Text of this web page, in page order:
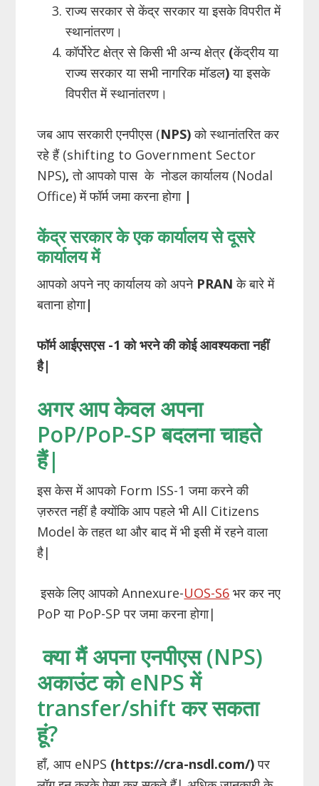
राज्य सरकार से केंद्र सरकार या इसके विपरीत में
स्थानांतरण।
कॉर्पोरेट क्षेत्र से किसी भी अन्य क्षेत्र (केंद्रीय या
राज्य सरकार या सभी नागरिक मॉडल)या इसके
विपरीत में स्थानांतरण।
जब आप सरकारी एनपीएस (NPS)को स्थानांतरित कर
रहे हैं (shifting to Government Sector
NPS),तो आपको पास के नोडल कार्यालय (Nodal
Office) में फॉर्म जमा करना होगा|
केंद्र सरकार के एक कार्यालय से दूसरे
कार्यालय में
आपको अपने नए कार्यालय को अपनेPRANके बारे में
बताना होगा|
फॉर्म आईएसएस -1 को भरने की कोई आवश्यकता नहीं
है|
अगर आप केवल अपना
PoP/PoP-SP बदलना चाहते
हैं|
इस केस में आपको Form ISS-1 जमा करने की
ज़रुरत नहीं है क्योंकि आप पहले भी All Citizens
Model के तहत था और बाद में भी इसी में रहने वाला
है|
इसके लिए आपको Annexure-UOS-S6 भर कर नए
PoP या PoP-SP पर जमा करना होगा|
क्या मैं अपना एनपीएस (NPS)
अकाउंट को eNPS में
transfer/shift कर सकता
हूं?
हाँ, आप eNPS (https://cra-nsdl.com/)पर